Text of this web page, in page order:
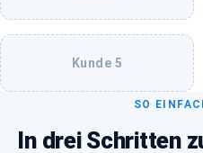
Kunde 5
SO
In drei Schritten